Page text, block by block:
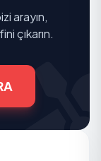
arayın,
çıkarın.